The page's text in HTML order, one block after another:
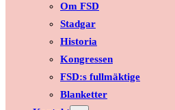
Om FSD
Stadgar
Historia
Kongressen
FSD:s fullmäktige
Blanketter